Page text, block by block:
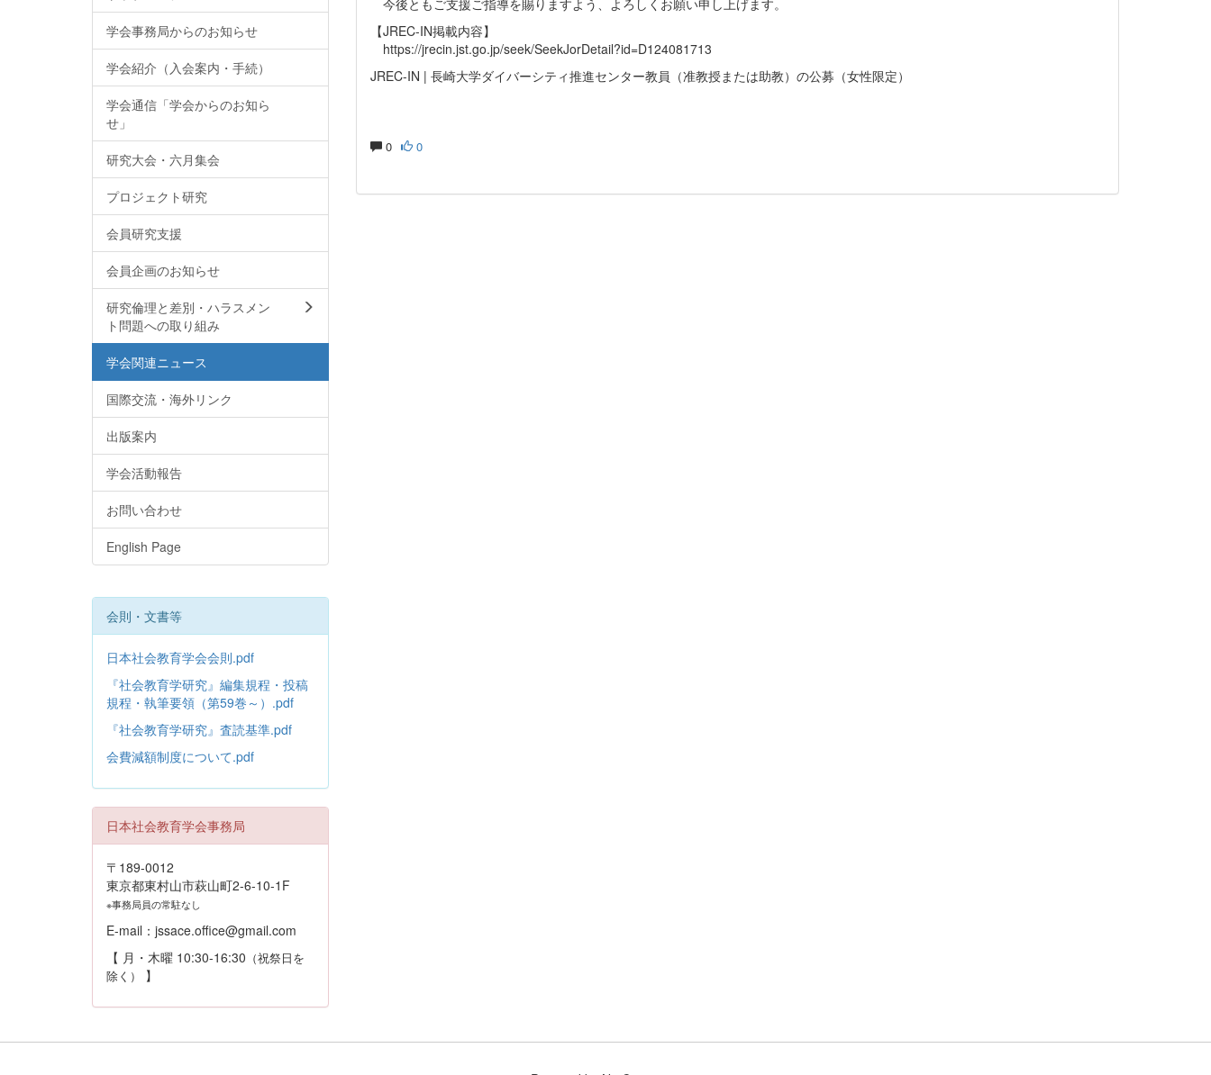
今後ともご支援ご指導を賜りますよう、よろしくお願い申し上げます。
【JREC-IN掲載内容】
https://jrecin.jst.go.jp/seek/SeekJorDetail?id=D124081713
JREC-IN | 長崎大学ダイバーシティ推進センター教員（准教授または助教）の公募（女性限定）
0 0
学会事務局からのお知らせ
学会紹介（入会案内・手続）
学会通信「学会からのお知ら
せ」
研究大会・六月集会
プロジェクト研究
会員研究支援
会員企画のお知らせ
研究倫理と差別・ハラスメン
ト問題への取り組み
学会関連ニュース
国際交流・海外リンク
出版案内
学会活動報告
お問い合わせ
English Page
会則・文書等
日本社会教育学会会則.pdf
『社会教育学研究』編集規程・投稿
規程・執筆要領（第59巻～）.pdf
『社会教育学研究』査読基準.pdf
会費減額制度について.pdf
日本社会教育学会事務局
〒189-0012
東京都東村山市萩山町2-6-10-1F
※事務局員の常駐なし
E-mail：jssace.office@gmail.com
【 月・木曜 10:30-16:30 （祝祭日を
除く）
】